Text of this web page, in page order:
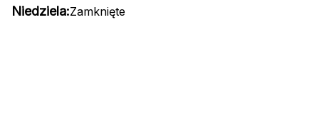
Niedziela:Zamknięte